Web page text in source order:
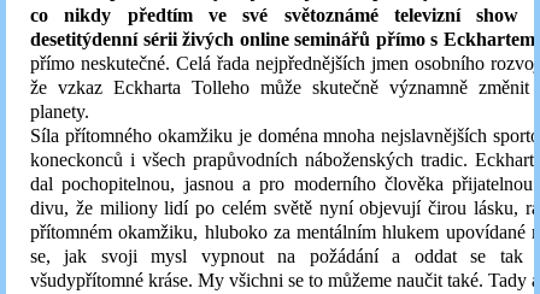
co nikdy předtím ve své světoznámé televizní show
desetitýdenní sérii živých online seminářů přímo s
přímo neskutečné. Celá řada nejpřednějších jmen osobního
že vzkaz Eckharta Tolleho může skutečně významně změnit
planety.
Síla přítomného okamžiku je doména mnoha nejslavnějších
koneckonců i všech prapůvodních náboženských tradic.
dal pochopitelnou, jasnou a pro moderního člověka
divu, že miliony lidí po celém světě nyní objevují čirou lásku,
přítomném okamžiku, hluboko za mentálním hlukem upovídané
se, jak svoji mysl vypnout na požádání a oddat se tak
všudypřítomné kráse. My všichni se to můžeme naučit také.